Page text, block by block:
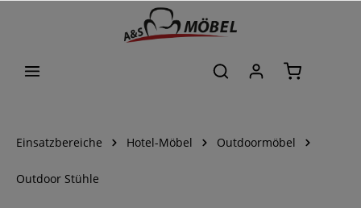
Einsatzbereiche Hotel-Möbel Outdoormöbel
Outdoor Stühle